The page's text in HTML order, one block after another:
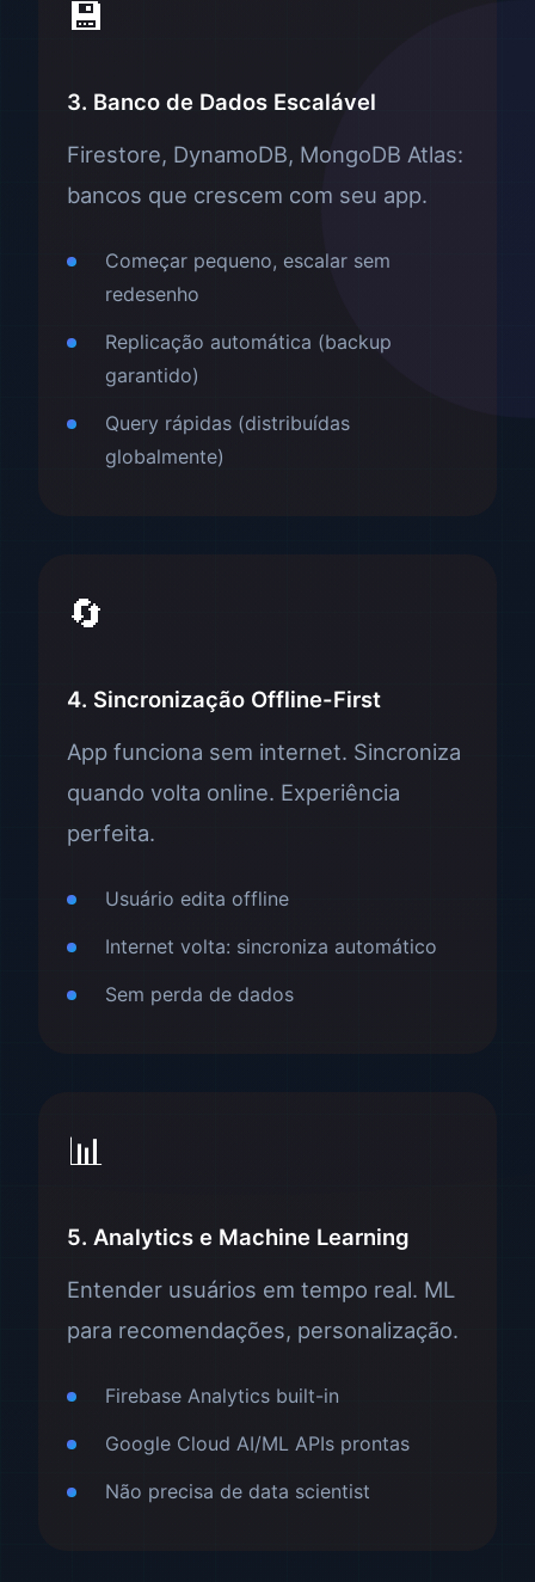
💾
3. Banco de Dados Escalável
Firestore, DynamoDB, MongoDB Atlas:
bancos que crescem com seu app.
Começar pequeno, escalar sem
redesenho
Replicação automática (backup
garantido)
Query rápidas (distribuídas
globalmente)
🔄
4. Sincronização Offline-First
App funciona sem internet. Sincroniza
quando volta online. Experiência
perfeita.
Usuário edita offline
Internet volta: sincroniza automático
Sem perda de dados
📊
5. Analytics e Machine Learning
Entender usuários em tempo real. ML
para recomendações, personalização.
Firebase Analytics built-in
Google Cloud AI/ML APIs prontas
Não precisa de data scientist